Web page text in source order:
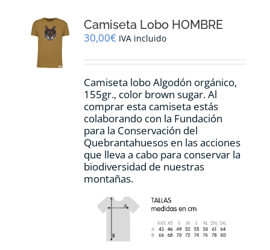
se
pueden
en
página
de
producto
Camiseta Lobo HOMBRE
30,00€ IVA incluido
Camiseta lobo Algodón orgánico,
155gr., color brown sugar.Al
comprar esta camiseta estás
colaborando con la Fundación
para la Conservación del
Quebrantahuesos en las acciones
que lleva a cabo para conservar la
biodiversidad de nuestras
montañas.